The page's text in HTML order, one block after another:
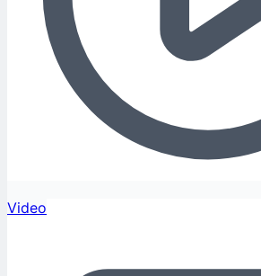
Video